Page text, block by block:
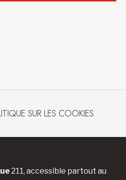
SUR LES COOKIES
211, accessible partout au